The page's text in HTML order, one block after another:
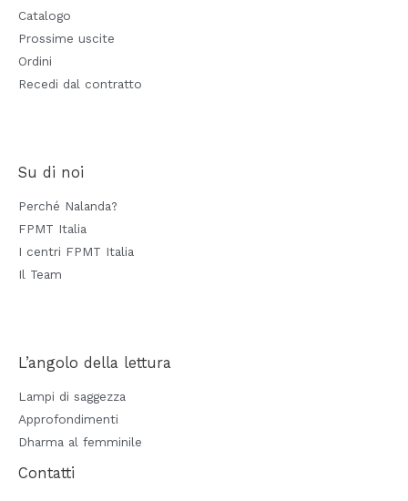
Catalogo
Prossime uscite
Ordini
Recedi dal contratto
Su di noi
Perché Nalanda?
FPMT Italia
I centri FPMT Italia
Il Team
L’angolo della lettura
Lampi di saggezza
Approfondimenti
Dharma al femminile
Contatti